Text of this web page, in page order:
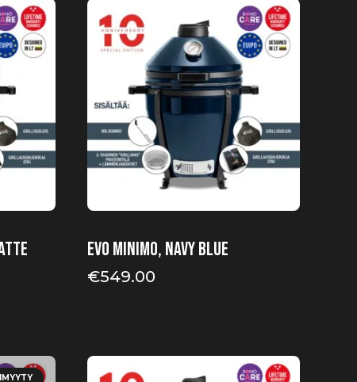
EVO Minimo, Navy Blue
€549.00